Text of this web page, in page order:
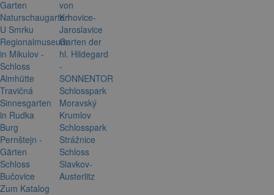
Garten
Naturschaugarten
U Smrku
Regionalmuseum
in Mikulov -
Schloss
Almhütte
Travičná
Sinnesgarten
in Rudka
Burg
Pernštejn -
Gärten
Schloss
Bučovice
von
Krhovice-
Jaroslavice
Garten der
hl. Hildegard
-
SONNENTOR
Schlosspark
Moravský
Krumlov
Schlosspark
Strážnice
Schloss
Slavkov-
Austerlitz
Zum Katalog